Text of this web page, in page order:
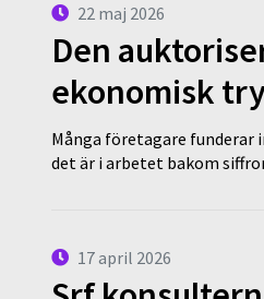
22 maj 2026
Den
ekonomisk
Många företagare funderar
det är i arbetet bakom
17 april 2026